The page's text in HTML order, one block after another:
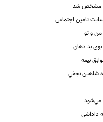
مشخص شد
تامین اجتماعی
و تو
بیمه
شاهين نجفي
مي‌شود
داداشی